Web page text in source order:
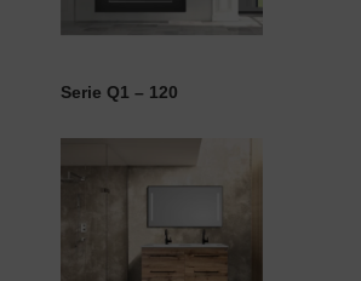
Serie Q1 – 120